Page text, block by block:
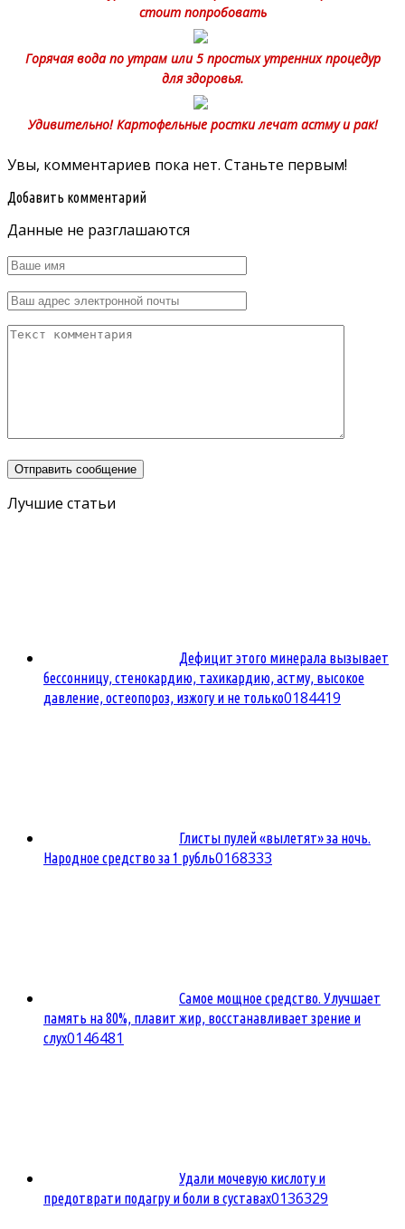
стоит попробовать
Горячая вода по утрам или 5 простых утренних процедур
для здоровья.
Удивительно! Картофельные ростки лечат астму и рак!
Увы, комментариев пока нет. Станьте первым!
Добавить комментарий
Данные не разглашаются
Лучшие статьи
Дефицит этого минерала вызывает
бессонницу, стенокардию, тахикардию, астму, высокое
давление, остеопороз, изжогу и не только0184419
Глисты пулей «вылетят» за ночь.
Народное средство за 1 рубль0168333
Самое мощное средство. Улучшает
память на 80%, плавит жир, восстанавливает зрение и
слух0146481
Удали мочевую кислоту и
предотврати подагру и боли в суставах0136329